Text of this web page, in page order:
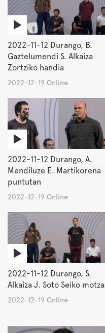
2022-11-12 Durango, B.
Gaztelumendi S. Alkaiza
Zortziko handia
2022-12-19 Online
2022-11-12 Durango, A.
Mendiluze E. Martikorena
puntutan
2022-12-19 Online
2022-11-12 Durango, S.
Alkaiza J. Soto Seiko motza
2022-12-19 Online